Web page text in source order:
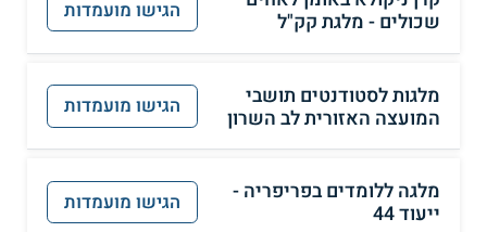
שכולים - מלגת קק"ל
הגישו מועמדות
מלגות לסטודנטים תושבי
המועצה האזורית לב השרון
הגישו מועמדות
מלגה ללומדים בפריפריה -
ייעוד 44
הגישו מועמדות